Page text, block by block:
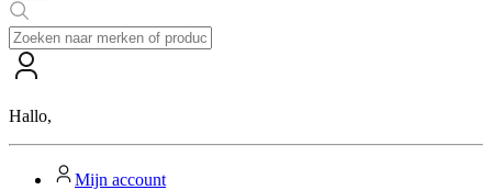
Hallo,
Mijn account